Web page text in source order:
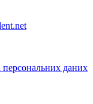
персональних даних